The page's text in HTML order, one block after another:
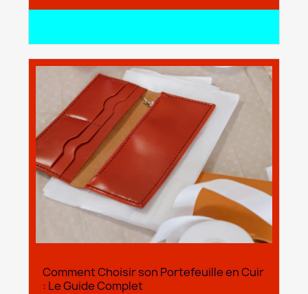
Comment Choisir son Portefeuille en Cuir
: Le Guide Complet